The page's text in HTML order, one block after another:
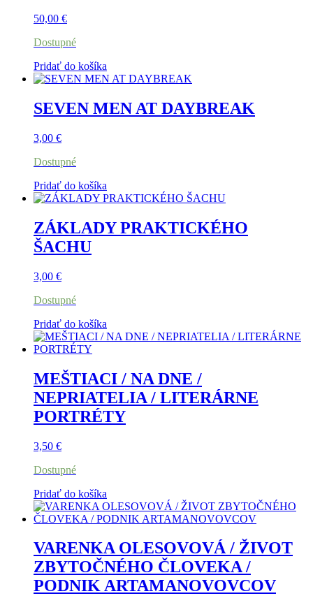
50,00 €
Dostupné
Pridať do košíka
SEVEN MEN AT DAYBREAK
3,00 €
Dostupné
Pridať do košíka
ZÁKLADY PRAKTICKÉHO
ŠACHU
3,00 €
Dostupné
Pridať do košíka
MEŠTIACI / NA DNE /
NEPRIATELIA / LITERÁRNE
PORTRÉTY
3,50 €
Dostupné
Pridať do košíka
VARENKA OLESOVOVÁ / ŽIVOT
ZBYTOČNÉHO ČLOVEKA /
PODNIK ARTAMANOVOVCOV